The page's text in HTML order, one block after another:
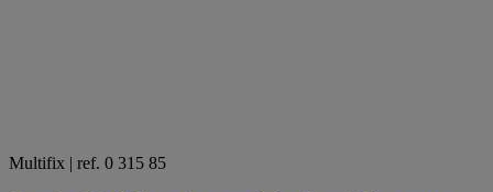
Multifix | ref. 0 315 85